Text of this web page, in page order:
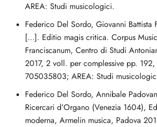
AREA: Studi musicologici.
Federico Del Sordo, Giovanni Battista
[…]. Editio magis critica. Corpus
Franciscanum, Centro di Studi
2017, 2 voll. per complessive pp.
705035803; AREA: Studi
Federico Del Sordo, Annibale
Ricercari d’Organo (Venezia 1604),
moderna, Armelin musica, Padova